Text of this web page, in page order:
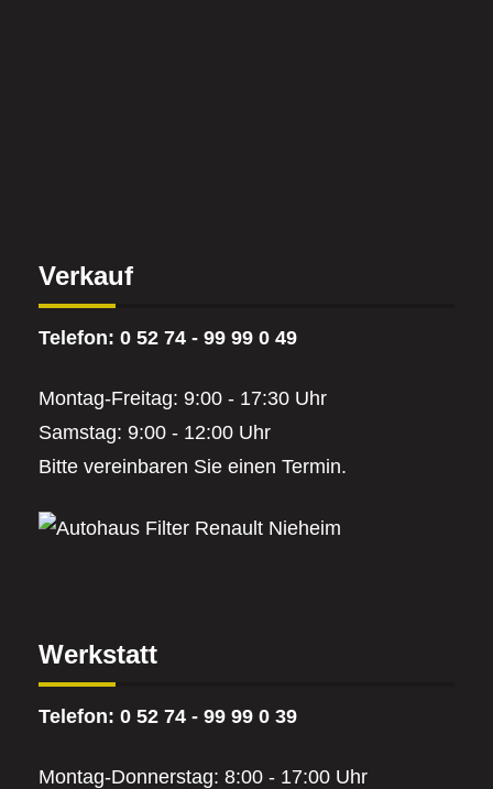
Verkauf
Telefon: 0 52 74 - 99 99 0 49
Montag-Freitag: 9:00 - 17:30 Uhr
Samstag: 9:00 - 12:00 Uhr
Bitte vereinbaren Sie einen Termin.
Werkstatt
Telefon: 0 52 74 - 99 99 0 39
Montag-Donnerstag: 8:00 - 17:00 Uhr